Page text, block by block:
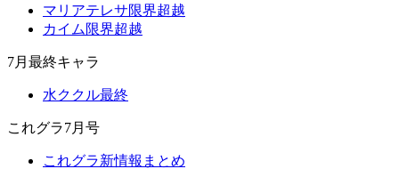
マリアテレサ限界超越
カイム限界超越
7月最終キャラ
水ククル最終
これグラ7月号
これグラ新情報まとめ